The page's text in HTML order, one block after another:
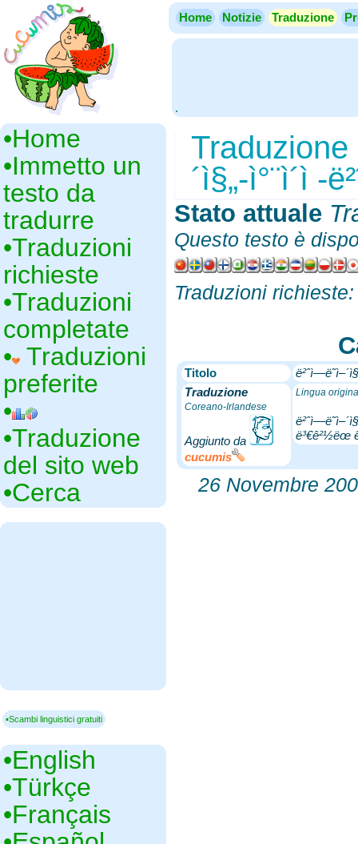
Home Notizie Traduzione
.
•‎Home
•‎Immetto un
testo da
tradurre
•‎Traduzioni
richieste
•‎Traduzioni
completate
•‎ Traduzioni
preferite
•‎
•‎Traduzione
del sito web
•‎Cerca
▪Scambi linguistici gratuiti
•‎English
•‎Türkçe
•‎Français
Traduzione
´ì§„-ì°¨ì´ì -
Stato attuale
Questo testo è
Traduzioni
Titolo
Traduzione
Coreano-Irlandese
Aggiunto da
cucumis
Lingua
ë³€ê²½ëœ
26 Novembre